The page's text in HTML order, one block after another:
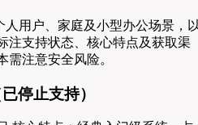
人用户、家庭及小型办公场景，
注支持状态、核心特点及获取渠
需注意安全风险。
停止支持）